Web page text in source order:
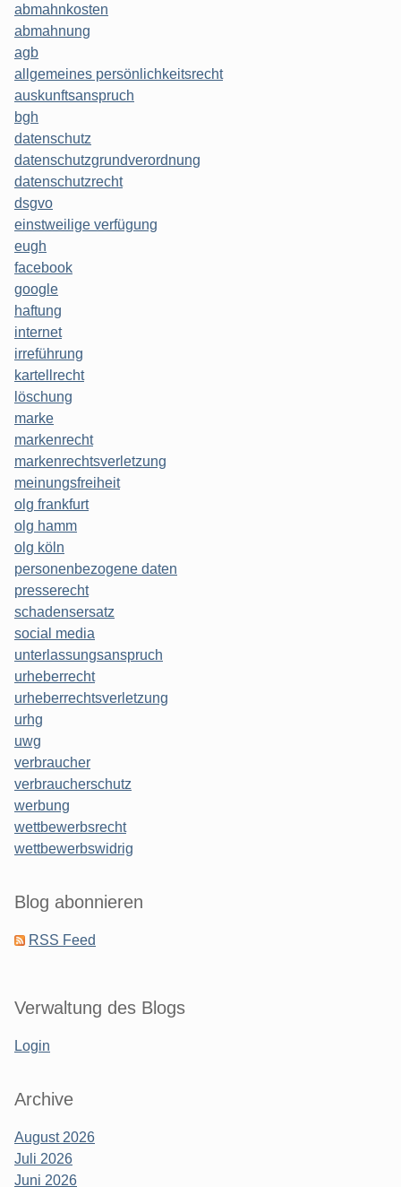
abmahnkosten
abmahnung
agb
allgemeines persönlichkeitsrecht
auskunftsanspruch
bgh
datenschutz
datenschutzgrundverordnung
datenschutzrecht
dsgvo
einstweilige verfügung
eugh
facebook
google
haftung
internet
irreführung
kartellrecht
löschung
marke
markenrecht
markenrechtsverletzung
meinungsfreiheit
olg frankfurt
olg hamm
olg köln
personenbezogene daten
presserecht
schadensersatz
social media
unterlassungsanspruch
urheberrecht
urheberrechtsverletzung
urhg
uwg
verbraucher
verbraucherschutz
werbung
wettbewerbsrecht
wettbewerbswidrig
Blog abonnieren
RSS Feed
Verwaltung des Blogs
Login
Archive
August 2026
Juli 2026
Juni 2026